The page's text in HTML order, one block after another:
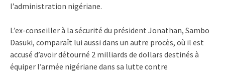
l’administration nigériane.
L’ex-conseiller à la sécurité du président Jonathan, Sambo
Dasuki, comparaît lui aussi dans un autre procès, où il est
accusé d’avoir détourné 2 milliards de dollars destinés à
équiper l’armée nigériane dans sa lutte contre